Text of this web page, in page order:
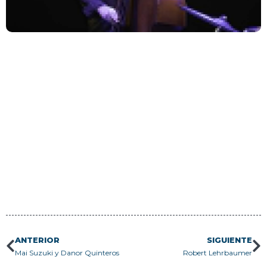
ANTERIOR
Mai Suzuki y Danor Quinteros
SIGUIENTE
Robert Lehrbaumer